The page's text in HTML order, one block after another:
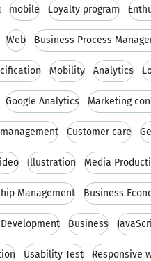
mobile Loyalty program
Web Business Process
Mobility Analytics
Google Analytics Marketing
Customer care
Illustration Media
Management Business
Business
Usability Test Responsive